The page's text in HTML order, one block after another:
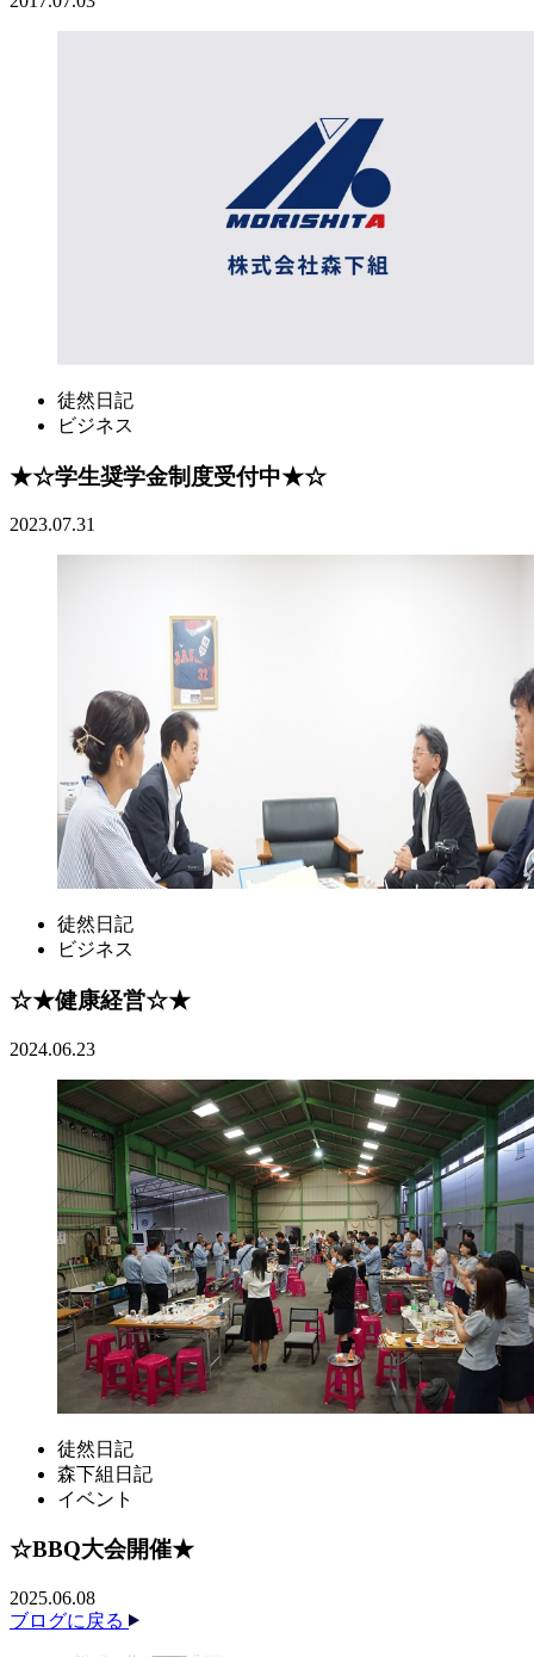
徒然日記
ビジネス
★☆学生奨学金制度受付中★☆
2023.07.31
徒然日記
ビジネス
☆★健康経営☆★
2024.06.23
徒然日記
森下組日記
イベント
☆BBQ大会開催★
2025.06.08
ブログに戻る